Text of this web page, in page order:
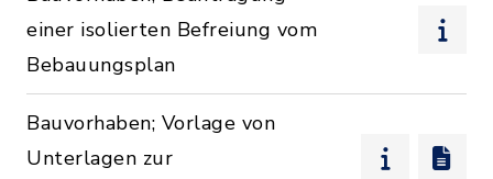
einer isolierten Befreiung vom
Bebauungsplan
Bauvorhaben; Vorlage von
Unterlagen zur